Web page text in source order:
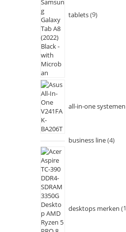
tablets 9
all-in-one systemen
business line 4
desktops merken 1